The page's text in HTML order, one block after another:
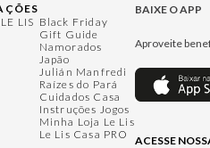
LIS Black Friday
Gift Guide
Namorados
Japão
Julián Manfredi
Raízes do Pará
Cuidados Casa
Instruções Jogos
Minha Loja Le Lis
Le Lis Casa PRO
BAIXE O APP
Aproveite
ACESSE